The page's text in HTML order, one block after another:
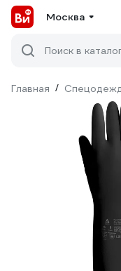
Москва
Поиск в
Главная /